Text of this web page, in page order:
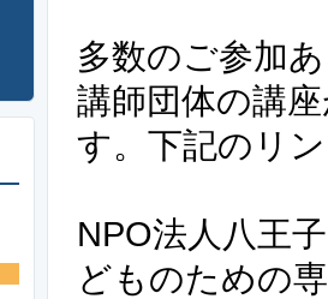
多数のご参加
講師団体の講
す。下記のリ
NPO法人八王
どものための